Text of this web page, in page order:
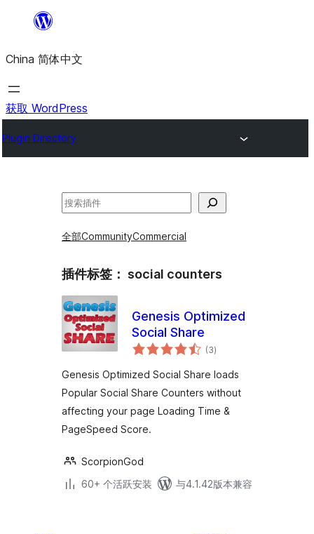
内
容
China 简体中文
获取 WordPress
Plugin Directory
搜
全部CommunityCommercial
插件标签： social counters
Genesis Optimized
Social Share
(3总
评)
Genesis Optimized Social Share loads
Popular Social Share Counters without
affecting your page Loading Time &
PageSpeed Score.
ScorpionGod
60+ 个活跃安装
与4.1.42版本兼容